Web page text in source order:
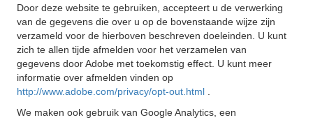
Door deze website te gebruiken, accepteert u de verwerking
van de gegevens die over u op de bovenstaande wijze zijn
verzameld voor de hierboven beschreven doeleinden. U kunt
zich te allen tijde afmelden voor het verzamelen van
gegevens door Adobe met toekomstig effect. U kunt meer
informatie over afmelden vinden op
http://www.adobe.com/privacy/opt-out.html
We maken ook gebruik van Google Analytics, een